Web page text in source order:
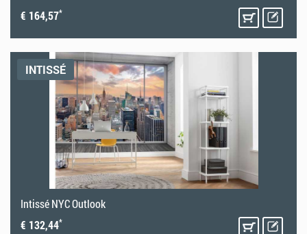
€ 164,57*
INTISSÉ
Intissé NYC Outlook
€ 132,44*